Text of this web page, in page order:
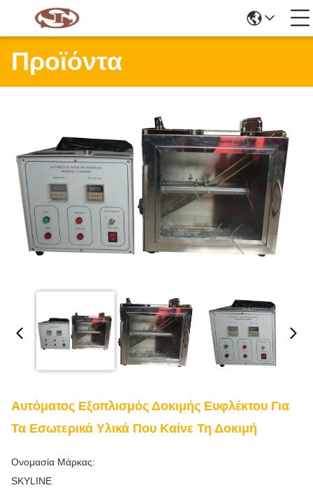
Προϊόντα
Αυτόματος Εξοπλισμός Δοκιμής Ευφλέκτου Για
Τα Εσωτερικά Υλικά Που Καίνε Τη Δοκιμή
Ονομασία Μάρκας:
SKYLINE